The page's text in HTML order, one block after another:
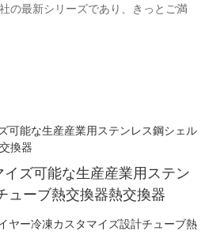
の最新シリーズであり、きっとご満
ズ可能な生産産業用ステン
ューブ熱交換器熱交換器